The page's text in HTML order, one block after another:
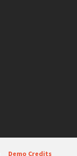
Demo Credits